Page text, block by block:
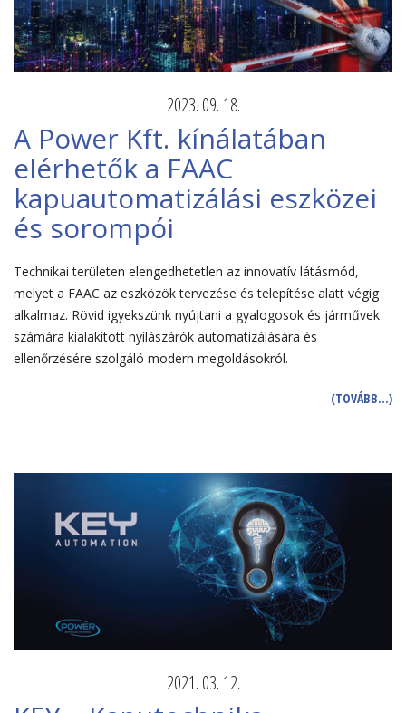
2023. 09. 18.
A Power Kft. kínálatában
elérhetők a FAAC
kapuautomatizálási eszközei
és sorompói
Technikai területen elengedhetetlen az innovatív látásmód,
melyet a FAAC az eszközök tervezése és telepítése alatt végig
alkalmaz. Rövid igyekszünk nyújtani a gyalogosok és járművek
számára kialakított nyílászárók automatizálására és
ellenőrzésére szolgáló modern megoldásokról.
(TOVÁBB…)
2021. 03. 12.